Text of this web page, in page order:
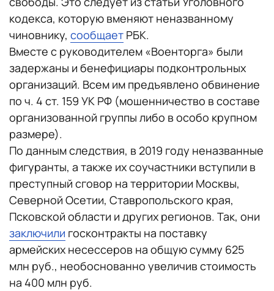
кодекса, которую вменяют неназванному
чиновнику, сообщает РБК.
Вместе с руководителем «Военторга» были
задержаны и бенефициары подконтрольных
организаций. Всем им предъявлено обвинение
по ч. 4 ст. 159 УК РФ (мошенничество в составе
организованной группы либо в особо крупном
размере).
По данным следствия, в 2019 году неназванные
фигуранты, а также их соучастники вступили в
преступный сговор на территории Москвы,
Северной Осетии, Ставропольского края,
Псковской области и других регионов. Так, они
заключили госконтракты на поставку
армейских несессеров на общую сумму 625
млн руб., необоснованно увеличив стоимость
на 400 млн руб.